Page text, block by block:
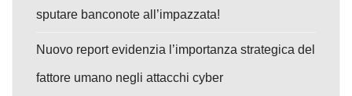
sputare banconote all’impazzata!
Nuovo report evidenzia l’importanza strategica del
fattore umano negli attacchi cyber